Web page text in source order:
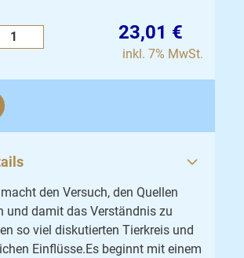
23,01 €
inkl. 7% MwSt.
den Versuch, den Quellen
und damit das Verständnis zu
so viel diskutierten Tierkreis und
Einflüsse.Es beginnt mit einem